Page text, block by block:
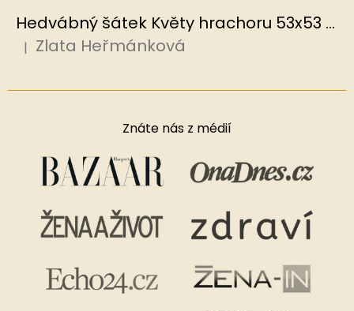
Hedvábný šátek Květy hrachoru 53x53 cm v dárkovém balení, HEDVÁBNÝ SVĚT
Hodnocení produktu je 5 z 5 hvězdiček.
| Zlata Heřmánková
Znáte nás z médií